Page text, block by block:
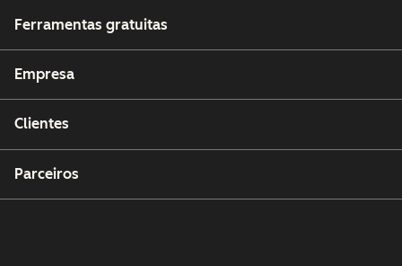
Ferramentas gratuitas
Empresa
Clientes
Parceiros